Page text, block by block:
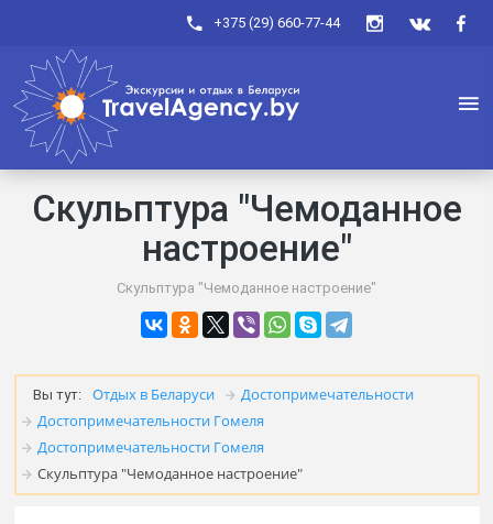
+375 (29) 660-77-44
Скульптура "Чемоданное
настроение"
Скульптура "Чемоданное настроение"
Вы тут: Отдых в Беларуси
Достопримечательности
Достопримечательности Гомеля
Достопримечательности Гомеля
Скульптура "Чемоданное настроение"